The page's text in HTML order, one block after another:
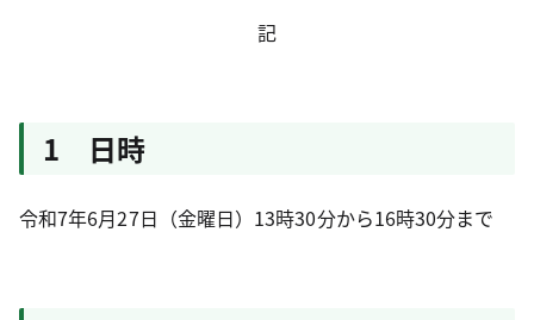
記
1 日時
令和7年6月27日（金曜日）13時30分から16時30分まで